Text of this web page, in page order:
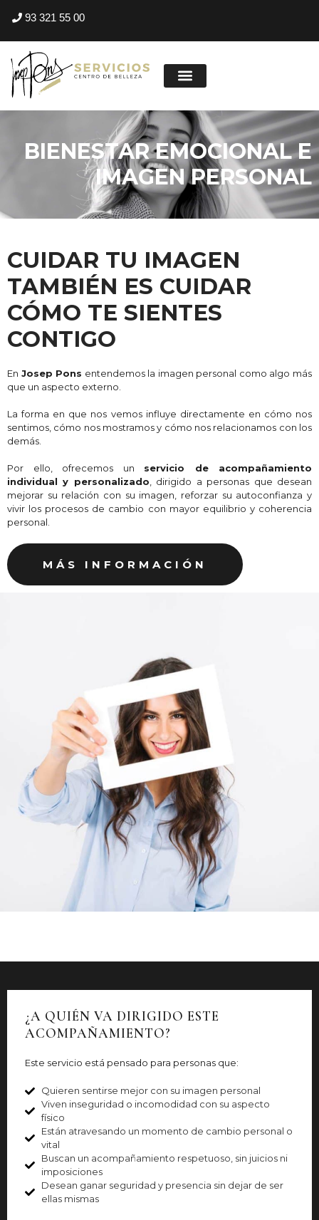
93 321 55 00
BIENESTAR EMOCIONAL E
IMAGEN PERSONAL
CUIDAR TU IMAGEN
TAMBIÉN ES CUIDAR
CÓMO TE SIENTES
CONTIGO
En Josep Pons entendemos la imagen personal como algo más
que un aspecto externo.
La forma en que nos vemos influye directamente en cómo nos
sentimos, cómo nos mostramos y cómo nos relacionamos con los
demás.
Por ello, ofrecemos un servicio de acompañamiento
individual y personalizado , dirigido a personas que desean
mejorar su relación con su imagen, reforzar su autoconfianza y
vivir los procesos de cambio con mayor equilibrio y coherencia
personal.
MÁS INFORMACIÓN
¿A QUIÉN VA DIRIGIDO ESTE
ACOMPAÑAMIENTO?
Este servicio está pensado para personas que:
Quieren sentirse mejor con su imagen personal
Viven inseguridad o incomodidad con su aspecto
físico
Están atravesando un momento de cambio personal o
vital
Buscan un acompañamiento respetuoso, sin juicios ni
imposiciones
Desean ganar seguridad y presencia sin dejar de ser
ellas mismas